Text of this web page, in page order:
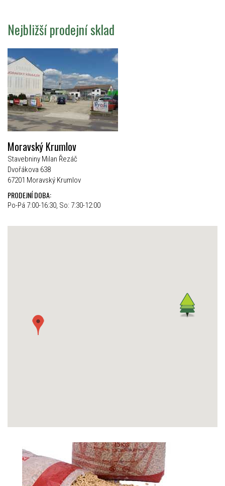
Nejbližší prodejní sklad
Moravský Krumlov
Stavebniny Milan Řezáč
Dvořákova 638
67201 Moravský Krumlov
PRODEJNÍ DOBA:
Po-Pá 7:00-16:30, So: 7:30-12:00